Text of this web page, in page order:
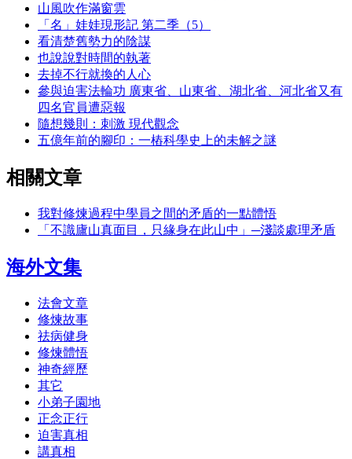
山風吹作滿窗雲
「名」娃娃現形記 第二季（5）
看清楚舊勢力的陰謀
也說說對時間的執著
去掉不行就換的人心
參與迫害法輪功 廣東省、山東省、湖北省、河北省又有
四名官員遭惡報
隨想幾則：刺激 現代觀念
五億年前的腳印：一樁科學史上的未解之謎
相關文章
我對修煉過程中學員之間的矛盾的一點體悟
「不識廬山真面目，只緣身在此山中」─淺談處理矛盾
海外文集
法會文章
修煉故事
祛病健身
修煉體悟
神奇經歷
其它
小弟子園地
正念正行
迫害真相
講真相